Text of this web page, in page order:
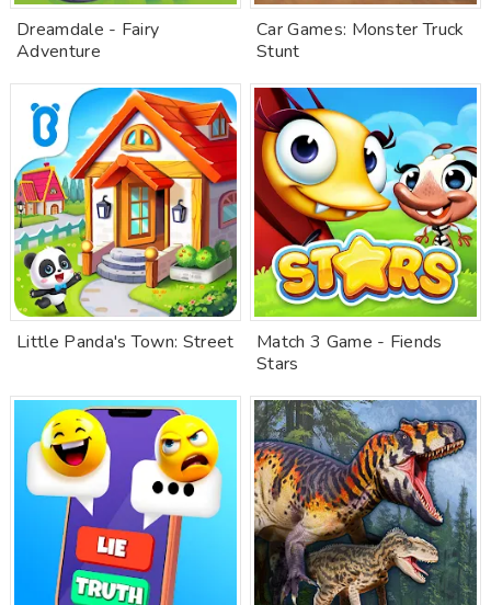
Dreamdale - Fairy
Adventure
Car Games: Monster Truck
Stunt
Little Panda's Town: Street
Match 3 Game - Fiends
Stars